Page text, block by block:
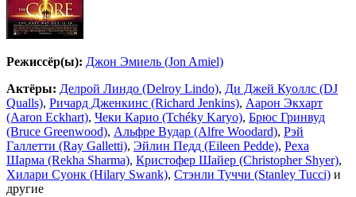
Режиссёр(ы): Джон Эмиель (Jon Amiel)
Актёры: Делрой Линдо (Delroy Lindo), Ди Джей Куоллс (DJ
Qualls), Ричард Дженкинс (Richard Jenkins), Аарон Экхарт
(Aaron Eckhart), Чеки Карио (Tchéky Karyo), Брюс Гринвуд
(Bruce Greenwood), Альфре Вудар (Alfre Woodard), Рэй
Галлетти (Ray Galletti), Эйлин Педд (Eileen Pedde), Реха
Шарма (Rekha Sharma), Кристофер Шайер (Christopher Shyer),
Хилари Суонк (Hilary Swank), Стэнли Туччи (Stanley Tucci) и
другие